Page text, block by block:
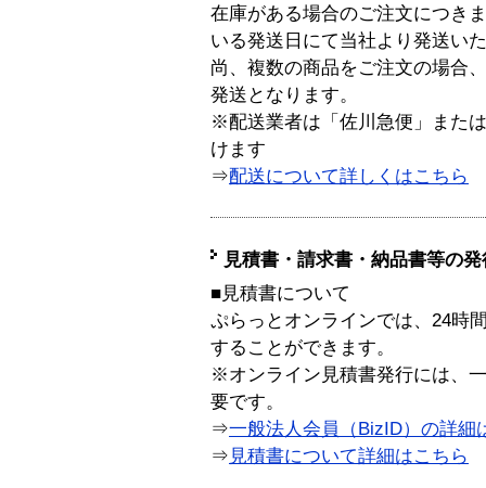
在庫がある場合のご注文につき
いる発送日にて当社より発送い
尚、複数の商品をご注文の場合
発送となります。
※配送業者は「佐川急便」また
けます
⇒配送について詳しくはこちら
見積書・請求書・納品書等の
■見積書について
ぷらっとオンラインでは、24時
することができます。
※オンライン見積書発行には、
要です。
⇒一般法人会員（BizID）の詳細
⇒ 見積書について詳細はこちら